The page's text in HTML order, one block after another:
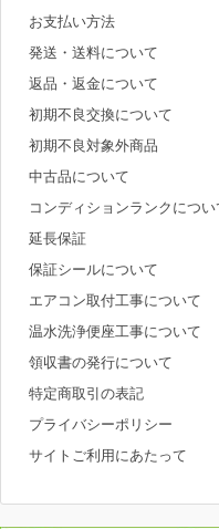
お支払い方法
発送・送料について
返品・返金について
初期不良交換について
初期不良対象外商品
中古品について
コンディションランクについ
延長保証
保証シールについて
エアコン取付工事について
温水洗浄便座工事について
領収書の発行について
特定商取引の表記
プライバシーポリシー
サイトご利用にあたって